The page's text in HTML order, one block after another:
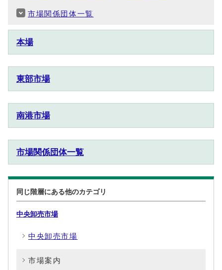
市場関係団体一覧
本場
東部市場
南港市場
市場関係団体一覧
同じ階層にある他のカテゴリ
中央卸売市場
中央卸売市場
市場案内